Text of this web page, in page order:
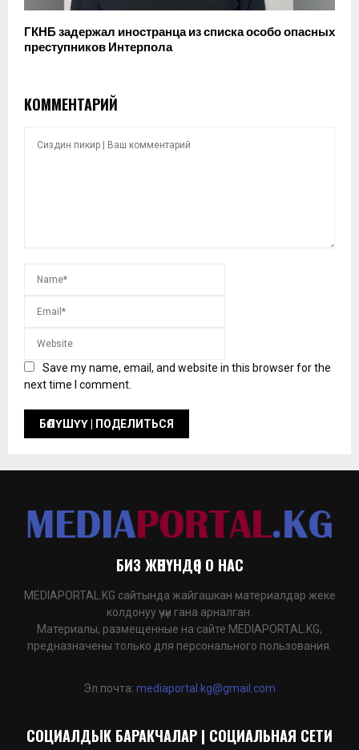
ГКНБ задержал иностранца из списка особо опасных
преступников Интерпола
КОММЕНТАРИЙ
Save my name, email, and website in this browser for the
next time I comment.
БИЗ ЖӨНҮНДӨ | О НАС
MEDIAPORTAL.KG сайтында жайгашкан материалдар жеке
колдонуу үчүн гана арналган.
Материалы, размещенные на сайте MEDIAPORTAL.KG,
предназначены только для персонального пользования.
Эл.почта: mediaportal.kg@gmail.com
СОЦИАЛДЫК БАРАКЧАЛАР | СОЦИАЛЬНАЯ СЕТИ